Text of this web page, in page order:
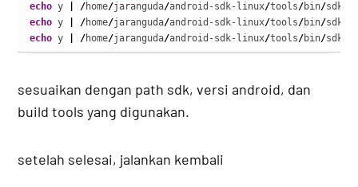
echo y /home/jaranguda/android-sdk-linux/tools/bin/
echo y /home/jaranguda/android-sdk-linux/tools/bin/
echo y /home/jaranguda/android-sdk-linux/tools/bin/
sesuaikan dengan path sdk, versi android, dan
build tools yang digunakan.
setelah selesai, jalankan kembali